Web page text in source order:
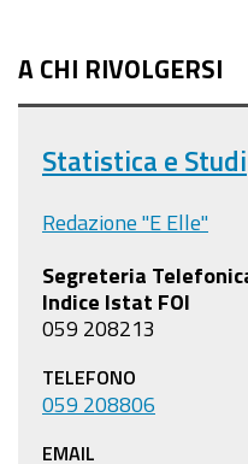
A CHI RIVOLGERSI
Statistica e Studi
Redazione "E Elle"
Segreteria
Indice Istat FOI
059 208213
TELEFONO
059 208806
EMAIL